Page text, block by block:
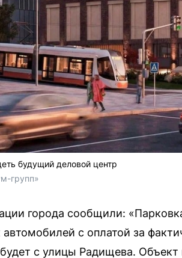
будущий деловой центр
групп»
города сообщили:
с оплатой за
с улицы Радищева. Объект